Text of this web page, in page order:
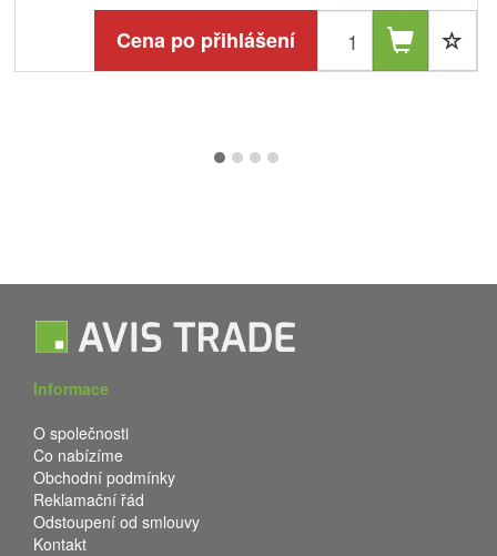
Cena po přihlášení
Informace
O společnosti
Co nabízíme
Obchodní podmínky
Reklamační řád
Odstoupení od smlouvy
Kontakt